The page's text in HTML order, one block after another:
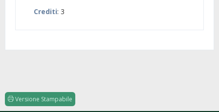
Crediti: 3
Versione Stampabile